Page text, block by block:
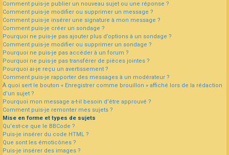
Comment puis-je publier un nouveau sujet ou une réponse ?
Comment puis-je modifier ou supprimer un message ?
Comment puis-je insérer une signature à mon message ?
Comment puis-je créer un sondage ?
Pourquoi ne puis-je pas ajouter plus d’options à un sondage ?
Comment puis-je modifier ou supprimer un sondage ?
Pourquoi ne puis-je pas accéder à un forum ?
Pourquoi ne puis-je pas transférer de pièces jointes ?
Pourquoi ai-je reçu un avertissement ?
Comment puis-je rapporter des messages à un modérateur ?
À quoi sert le bouton « Enregistrer comme brouillon » affiché lors de la rédaction
d’un sujet ?
Pourquoi mon message a-t-il besoin d’être approuvé ?
Comment puis-je remonter mes sujets ?
Mise en forme et types de sujets
Qu’est-ce que le BBCode ?
Puis-je insérer du code HTML ?
Que sont les émoticônes ?
Puis-je insérer des images ?